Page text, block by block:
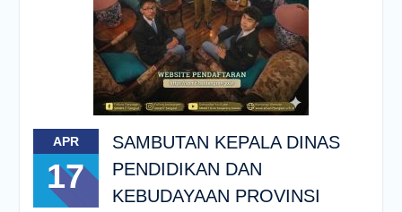
APR
17
SAMBUTAN KEPALA DINAS
PENDIDIKAN DAN
KEBUDAYAAN PROVINSI